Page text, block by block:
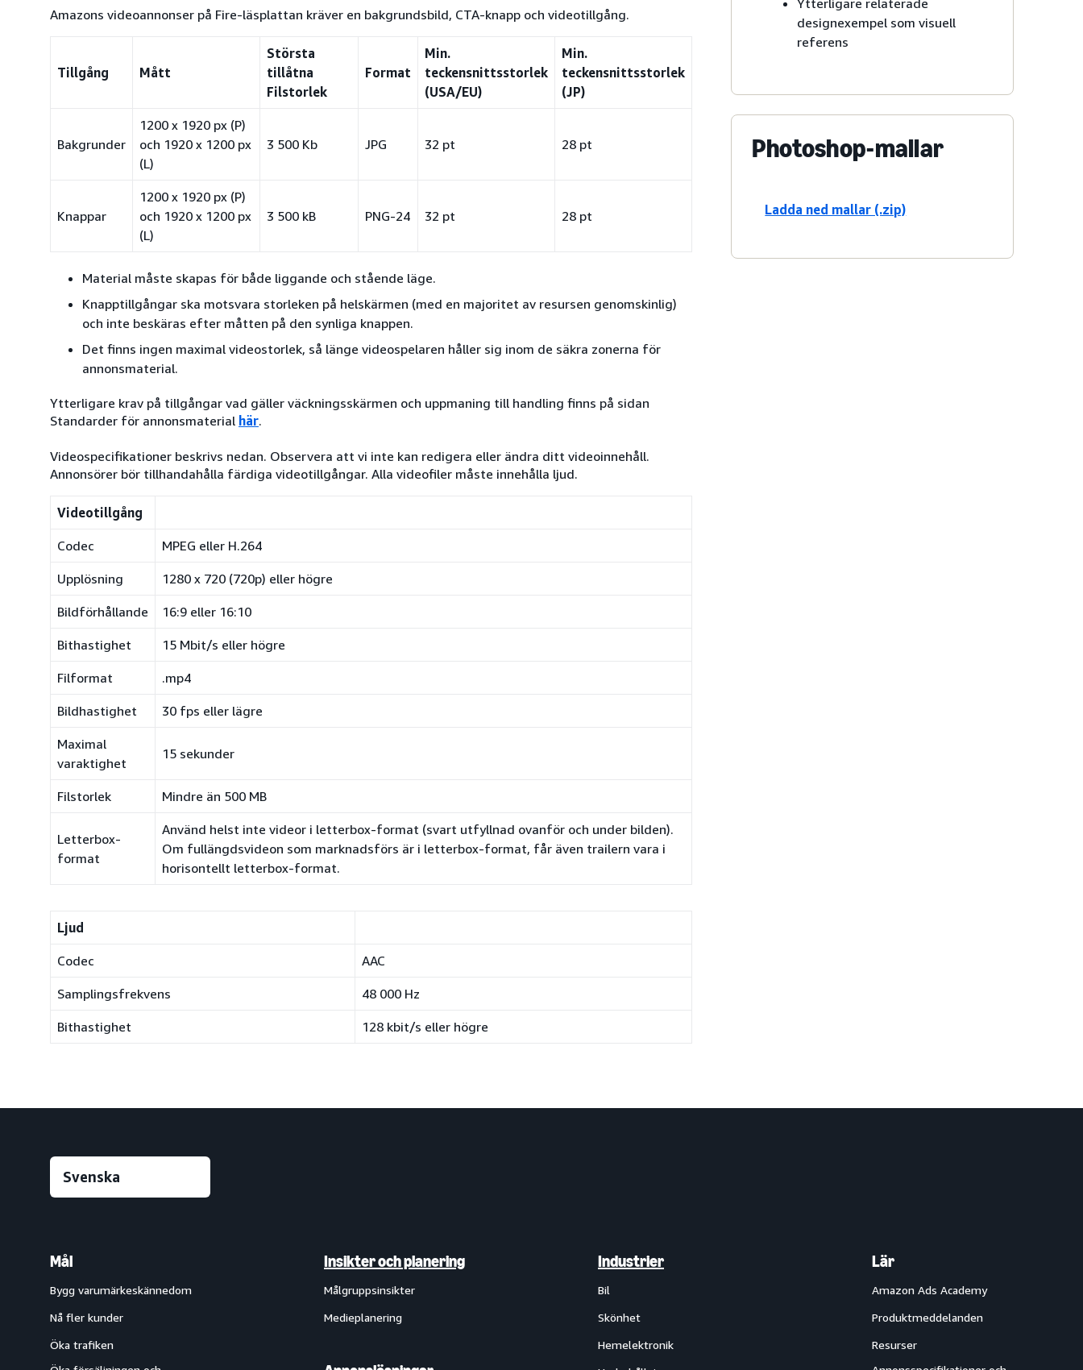
Amazons videoannonser på Fire-läsplattan kräver en bakgrundsbild, CTA-knapp och videotillgång.
Tillgång Mått
Största
tillåtna
Filstorlek
Format
Min.
teckensnittsstorlek
(USA/EU)
Min.
teckensnittsstorlek
(JP)
Bakgrunder
1200 x 1920 px (P)
och 1920 x 1200 px
(L)
3 500 Kb JPG 32 pt 28 pt
Knappar
1200 x 1920 px (P)
och 1920 x 1200 px
(L)
3 500 kB PNG-24 32 pt 28 pt
Material måste skapas för både liggande och stående läge.
Knapptillgångar ska motsvara storleken på helskärmen (med en majoritet av resursen genomskinlig)
och inte beskäras efter måtten på den synliga knappen.
Det finns ingen maximal videostorlek, så länge videospelaren håller sig inom de säkra zonerna för
annonsmaterial.
Ytterligare krav på tillgångar vad gäller väckningsskärmen och uppmaning till handling finns på sidan
Standarder för annonsmaterial här.
Videospecifikationer beskrivs nedan. Observera att vi inte kan redigera eller ändra ditt videoinnehåll.
Annonsörer bör tillhandahålla färdiga videotillgångar. Alla videofiler måste innehålla ljud.
Videotillgång
Codec MPEG eller H.264
Upplösning 1280 x 720 (720p) eller högre
Bildförhållande 16:9 eller 16:10
Bithastighet 15 Mbit/s eller högre
Filformat .mp4
Bildhastighet 30 fps eller lägre
Maximal
varaktighet
15 sekunder
Filstorlek Mindre än 500 MB
Letterbox-
format
Använd helst inte videor i letterbox-format (svart utfyllnad ovanför och under bilden).
Om fullängdsvideon som marknadsförs är i letterbox-format, får även trailern vara i
horisontellt letterbox-format.
Ljud
Codec AAC
Samplingsfrekvens 48 000 Hz
Bithastighet 128 kbit/s eller högre
Ytterligare relaterade
designexempel som visuell
referens
Photoshop-mallar
Ladda ned mallar (.zip)
Mål
Bygg varumärkeskännedom
Nå fler kunder
Öka trafiken
Insikter och planering
Målgruppsinsikter
Medieplanering
Industrier
Bil
Skönhet
Hemelektronik
Lär
Amazon Ads Academy
Produktmeddelanden
Resurser